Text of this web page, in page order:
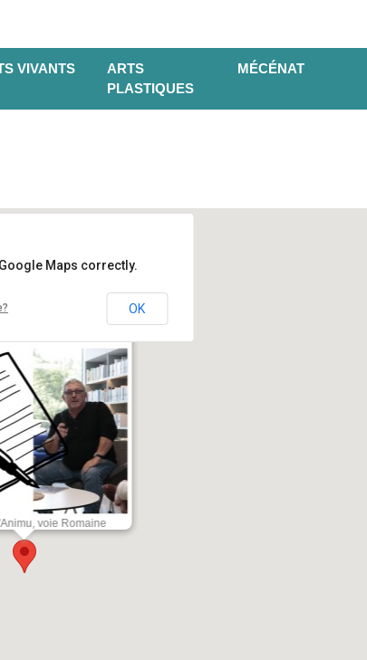
VIVANTS
ARTS
PLASTIQUES
MÉCÉNAT
avec Marc
l'Animu -
voie Romaine
Maps correctly.
OK